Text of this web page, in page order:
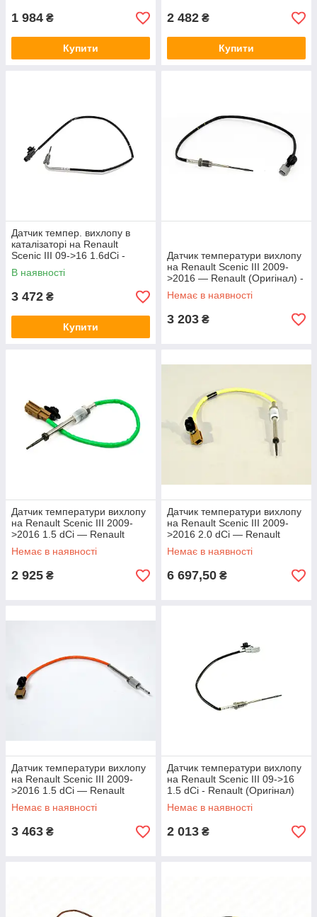
1 984 ₴
Купити
2 482 ₴
Купити
Датчик темпер. вихлопу в
каталізаторі на Renault
Scenic III 09->16 1.6dCi -
Renault (Оригінал) -
226407522R
В наявності
3 472 ₴
Купити
Датчик температури вихлопу
на Renault Scenic III 2009-
>2016 — Renault (Оригінал) -
226401632R
Немає в наявності
3 203 ₴
Датчик температури вихлопу
на Renault Scenic III 2009-
>2016 1.5 dCi — Renault
(Оригінал) - 8200929533
Немає в наявності
2 925 ₴
Датчик температури вихлопу
на Renault Scenic III 2009-
>2016 2.0 dCi — Renault
(оригінал) - 8200930751
Немає в наявності
6 697,50 ₴
Датчик температури вихлопу
на Renault Scenic III 2009-
>2016 1.5 dCi — Renault
(Оригінал) - 226405227R
Немає в наявності
3 463 ₴
Датчик температури вихлопу
на Renault Scenic III 09->16
1.5 dCi - Renault (Оригінал)
БЕЗ УПАКОВКИ -
226404490RJ
Немає в наявності
2 013 ₴